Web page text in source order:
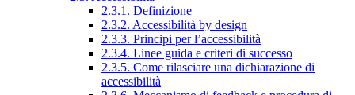
2.3.1. Definizione
2.3.2. Accessibilità by design
2.3.3. Principi per l’accessibilità
2.3.4. Linee guida e criteri di successo
2.3.5. Come rilasciare una dichiarazione di
accessibilità